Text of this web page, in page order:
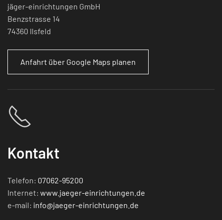
jäger-einrichtungen GmbH
Benzstrasse 14
74360 Ilsfeld
Anfahrt über Google Maps planen
Kontakt
Telefon: 07062-95200
Internet: www.jaeger-einrichtungen.de
e-mail: info@jaeger-einrichtungen.de